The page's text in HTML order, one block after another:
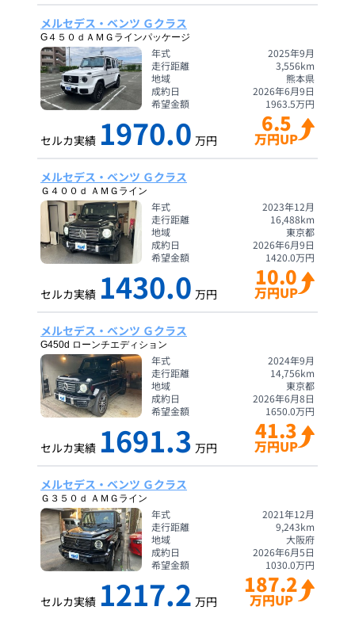
メルセデス・ベンツ Ｇクラス
G４５０ｄＡＭＧラインパッケージ
年式
2025年9月
走行距離
3,556km
地域
熊本県
成約日
2026年6月9日
希望金額
1963.5万円
セルカ実績 1970.0 万円
6.5
万円UP
メルセデス・ベンツ Ｇクラス
Ｇ４００ｄ ＡＭＧライン
年式
2023年12月
走行距離
16,488km
地域
東京都
成約日
2026年6月9日
希望金額
1420.0万円
セルカ実績 1430.0 万円
10.0
万円UP
メルセデス・ベンツ Ｇクラス
G450d ローンチエディション
年式
2024年9月
走行距離
14,756km
地域
東京都
成約日
2026年6月8日
希望金額
1650.0万円
セルカ実績 1691.3 万円
41.3
万円UP
メルセデス・ベンツ Ｇクラス
Ｇ３５０ｄ ＡＭＧライン
年式
2021年12月
走行距離
9,243km
地域
大阪府
成約日
2026年6月5日
希望金額
1030.0万円
セルカ実績 1217.2 万円
187.2
万円UP